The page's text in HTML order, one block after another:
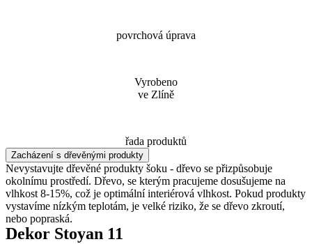
povrchová úprava
Vyrobeno
ve Zlíně
řada produktů
Zacházení s dřevěnými produkty
Nevystavujte dřevěné produkty šoku - dřevo se přizpůsobuje
okolnímu prostředí. Dřevo, se kterým pracujeme dosušujeme na
vlhkost 8-15%, což je optimální interiérová vlhkost. Pokud produkty
vystavíme nízkým teplotám, je velké riziko, že se dřevo zkroutí,
nebo popraská.
Dekor Stoyan 11